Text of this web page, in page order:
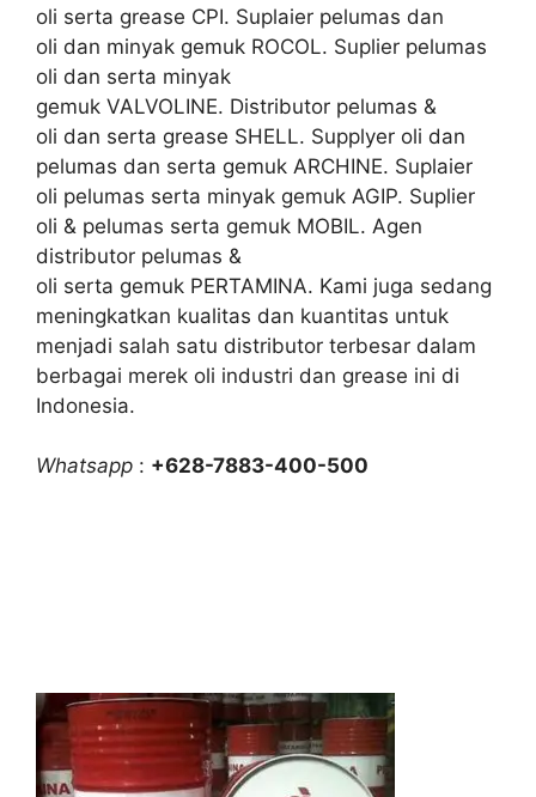
oli serta grease CPI. Suplaier pelumas dan
oli dan minyak gemuk ROCOL. Suplier pelumas
oli dan serta minyak
gemuk VALVOLINE. Distributor pelumas &
oli dan serta grease SHELL. Supplyer oli dan
pelumas dan serta gemuk ARCHINE. Suplaier
oli pelumas serta minyak gemuk AGIP. Suplier
oli & pelumas serta gemuk MOBIL. Agen
distributor pelumas &
oli serta gemuk PERTAMINA. Kami juga sedang
meningkatkan kualitas dan kuantitas untuk
menjadi salah satu distributor terbesar dalam
berbagai merek oli industri dan grease ini di
Indonesia.
Whatsapp : +628-7883-400-500